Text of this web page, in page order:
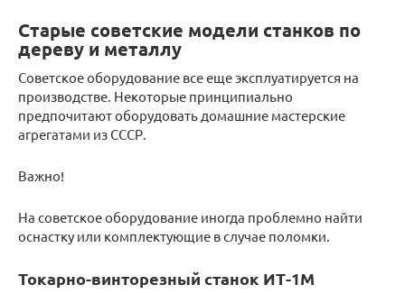
Старые советские модели станков по
дереву и металлу
Советское оборудование все еще эксплуатируется на
производстве. Некоторые принципиально
предпочитают оборудовать домашние мастерские
агрегатами из СССР.
Важно!
На советское оборудование иногда проблемно найти
оснастку или комплектующие в случае поломки.
Токарно-винторезный станок ИТ-1М